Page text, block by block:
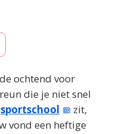
ochtend voor
die je niet snel
sportschool
zit,
vond een heftige